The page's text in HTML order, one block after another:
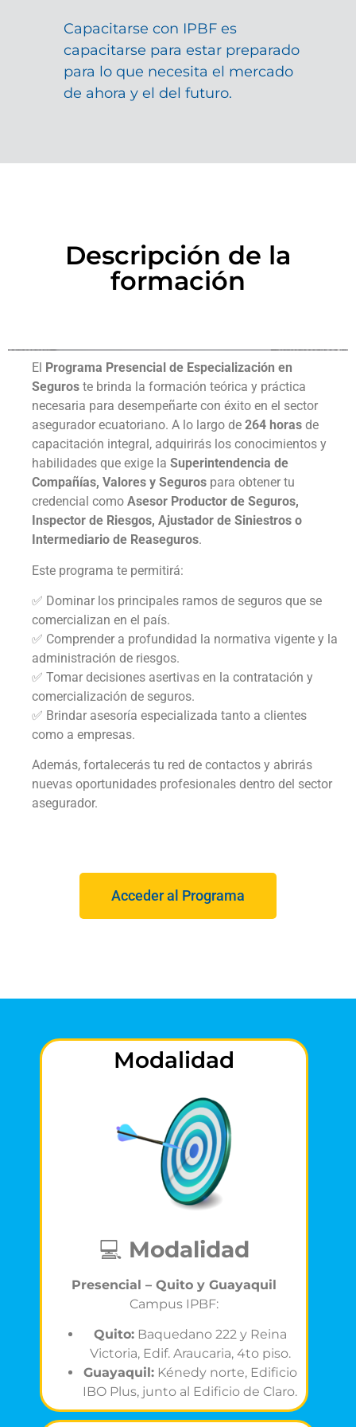
Capacitarse con IPBF es
capacitarse para estar preparado
para lo que necesita el mercado
de ahora y el del futuro.
Descripción de la
formación
El Programa Presencial de Especialización en
Seguros te brinda la formación teórica y práctica
necesaria para desempeñarte con éxito en el sector
asegurador ecuatoriano. A lo largo de 264 horas de
capacitación integral, adquirirás los conocimientos y
habilidades que exige la Superintendencia de
Compañías, Valores y Seguros para obtener tu
credencial como Asesor Productor de Seguros,
Inspector de Riesgos, Ajustador de Siniestros o
Intermediario de Reaseguros.
Este programa te permitirá:
✅ Dominar los principales ramos de seguros que se
comercializan en el país.
✅ Comprender a profundidad la normativa vigente y la
administración de riesgos.
✅ Tomar decisiones asertivas en la contratación y
comercialización de seguros.
✅ Brindar asesoría especializada tanto a clientes
como a empresas.
Además, fortalecerás tu red de contactos y abrirás
nuevas oportunidades profesionales dentro del sector
asegurador.
Acceder al Programa
Modalidad
💻 Modalidad
Presencial – Quito y Guayaquil
Campus IPBF:
Quito:Baquedano 222 y Reina
Victoria, Edif. Araucaria, 4to piso.
Guayaquil:Kénedy norte, Edificio
IBO Plus, junto al Edificio de Claro.